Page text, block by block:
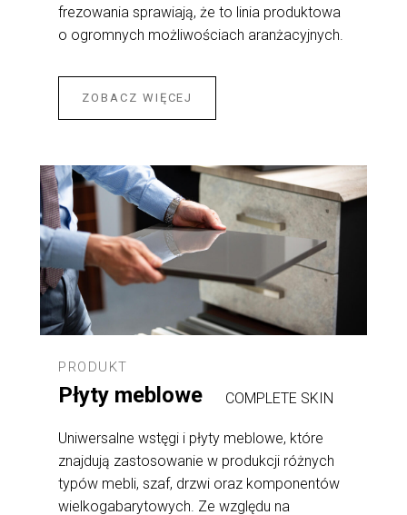
frezowania sprawiają, że to linia produktowa
o ogromnych możliwościach aranżacyjnych.
ZOBACZ WIĘCEJ
PRODUKT
Płyty meblowe COMPLETE SKIN
Uniwersalne wstęgi i płyty meblowe, które
znajdują zastosowanie w produkcji różnych
typów mebli, szaf, drzwi oraz komponentów
wielkogabarytowych. Ze względu na